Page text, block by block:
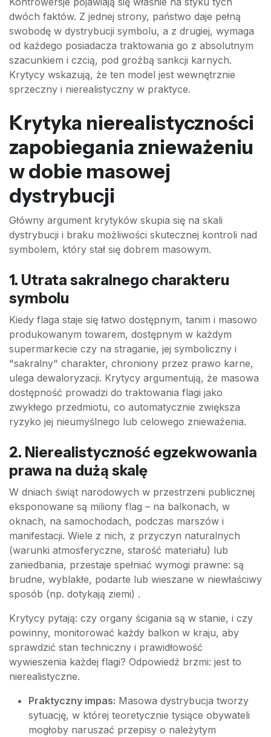
dwóch faktów. Z jednej strony, państwo daje pełną
swobodę w dystrybucji symbolu, a z drugiej, wymaga
od każdego posiadacza traktowania go z absolutnym
szacunkiem i czcią, pod groźbą sankcji karnych.
Krytycy wskazują, że ten model jest wewnętrznie
sprzeczny i nierealistyczny w praktyce.
Krytyka nierealistyczności
zapobiegania znieważeniu
w dobie masowej
dystrybucji
Główny argument krytyków skupia się na skali
dystrybucji i braku możliwości skutecznej kontroli nad
symbolem, który stał się dobrem masowym.
1. Utrata sakralnego charakteru
symbolu
Kiedy flaga staje się łatwo dostępnym, tanim i masowo
produkowanym towarem, dostępnym w każdym
supermarkecie czy na straganie, jej symboliczny i
"sakralny" charakter, chroniony przez prawo karne,
ulega dewaloryzacji. Krytycy argumentują, że masowa
dostępność prowadzi do traktowania flagi jako
zwykłego przedmiotu, co automatycznie zwiększa
ryzyko jej nieumyślnego lub celowego znieważenia.
2. Nierealistyczność egzekwowania
prawa na dużą skalę
W dniach świąt narodowych w przestrzeni publicznej
eksponowane są miliony flag – na balkonach, w
oknach, na samochodach, podczas marszów i
manifestacji. Wiele z nich, z przyczyn naturalnych
(warunki atmosferyczne, starość materiału) lub
zaniedbania, przestaje spełniać wymogi prawne: są
brudne, wyblakłe, podarte lub wieszane w niewłaściwy
sposób (np. dotykają ziemi) .
Krytycy pytają: czy organy ścigania są w stanie, i czy
powinny, monitorować każdy balkon w kraju, aby
sprawdzić stan techniczny i prawidłowość
wywieszenia każdej flagi? Odpowiedź brzmi: jest to
nierealistyczne.
Praktyczny impas: Masowa dystrybucja tworzy
sytuację, w której teoretycznie tysiące obywateli
mogłoby naruszać przepisy o należytym